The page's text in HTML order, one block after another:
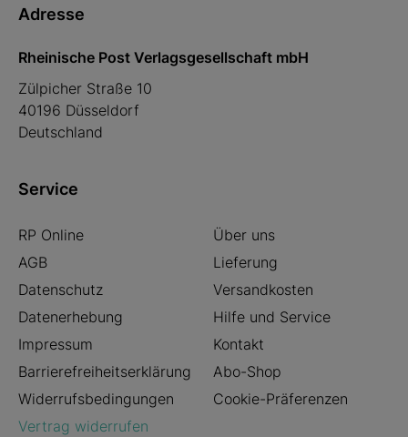
Adresse
Rheinische Post Verlagsgesellschaft mbH
Zülpicher Straße 10
40196 Düsseldorf
Deutschland
Service
RP Online
Über uns
AGB
Lieferung
Datenschutz
Versandkosten
Datenerhebung
Hilfe und Service
Impressum
Kontakt
Barrierefreiheitserklärung
Abo-Shop
Widerrufsbedingungen
Cookie-Präferenzen
Vertrag widerrufen